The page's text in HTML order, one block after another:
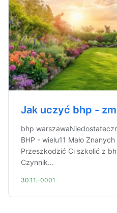
Jak uczyć bhp -
bhp
BHP - wielu11 Mało
Przeszkodzić Ci szkolić z
Czynnik...
30.11.-0001